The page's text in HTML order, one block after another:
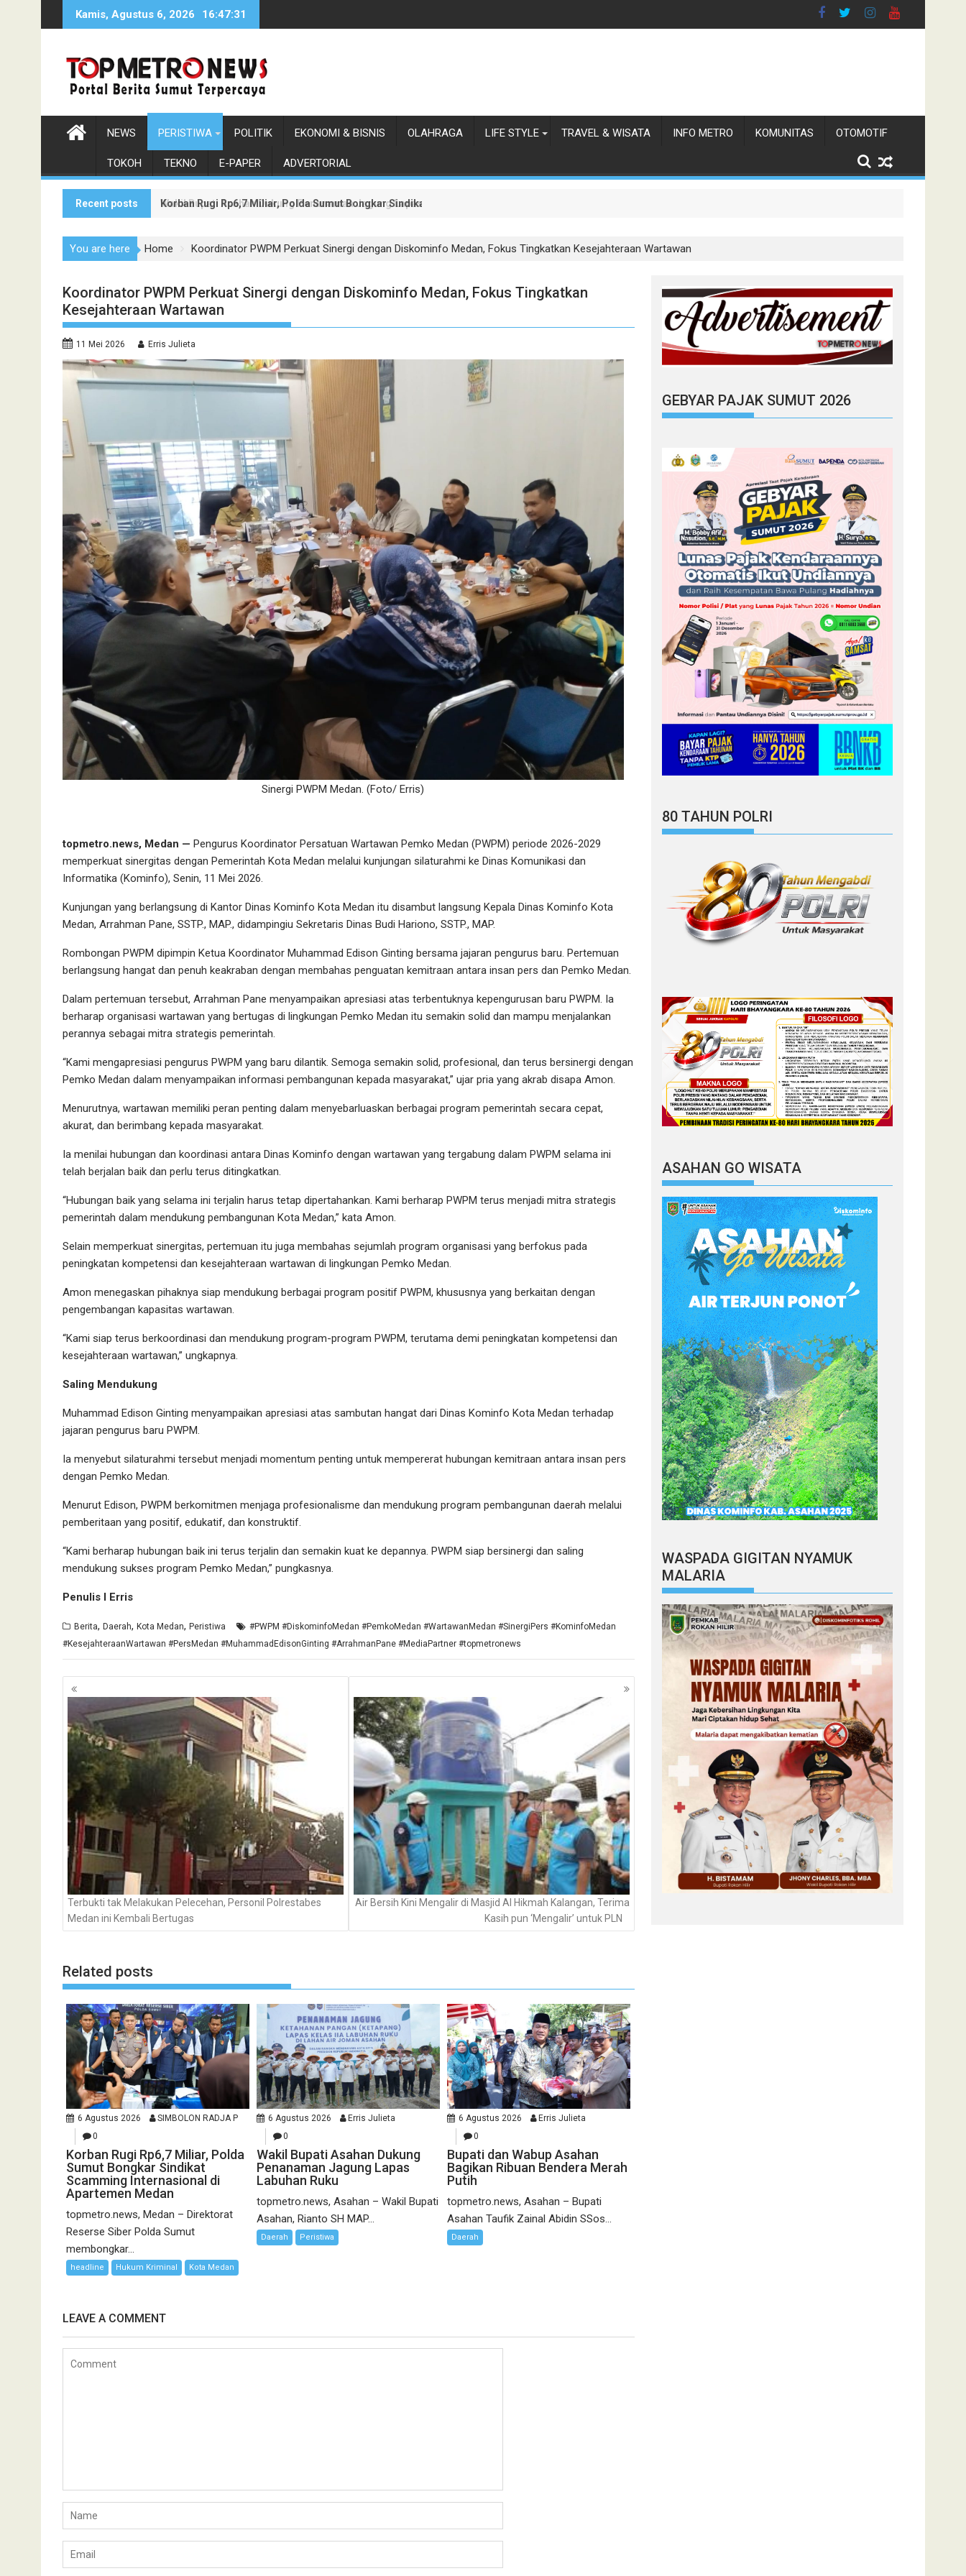
Kamis, Agustus 6, 2026 16:47:33
NEWS PERISTIWA POLITIK EKONOMI & BISNIS OLAHRAGA LIFE STYLE TRAVEL & WISATA INFO METRO KOMUNITAS OTOMOTIF
TOKOH TEKNO E-PAPER ADVERTORIAL
Recent posts Korban Rugi Rp6,7 Miliar, Polda Sumut Bongkar Sindikat Scamming Internasional di Apartemen Medan
Wakil Bupati Asahan Dukung Penanaman Jagung Lapas Labuhan Ruku
You are here Home Koordinator PWPM Perkuat Sinergi dengan Diskominfo Medan, Fokus Tingkatkan Kesejahteraan Wartawan
Koordinator PWPM Perkuat Sinergi dengan Diskominfo Medan, Fokus Tingkatkan
Kesejahteraan Wartawan
11 Mei 2026 Erris Julieta
Sinergi PWPM Medan. (Foto/ Erris)
topmetro.news, Medan — Pengurus Koordinator Persatuan Wartawan Pemko Medan (PWPM) periode 2026-2029
memperkuat sinergitas dengan Pemerintah Kota Medan melalui kunjungan silaturahmi ke Dinas Komunikasi dan
Informatika (Kominfo), Senin, 11 Mei 2026.
Kunjungan yang berlangsung di Kantor Dinas Kominfo Kota Medan itu disambut langsung Kepala Dinas Kominfo Kota
Medan, Arrahman Pane, SSTP., MAP., didampingiu Sekretaris Dinas Budi Hariono, SSTP., MAP.
Rombongan PWPM dipimpin Ketua Koordinator Muhammad Edison Ginting bersama jajaran pengurus baru. Pertemuan
berlangsung hangat dan penuh keakraban dengan membahas penguatan kemitraan antara insan pers dan Pemko Medan.
Dalam pertemuan tersebut, Arrahman Pane menyampaikan apresiasi atas terbentuknya kepengurusan baru PWPM. Ia
berharap organisasi wartawan yang bertugas di lingkungan Pemko Medan itu semakin solid dan mampu menjalankan
perannya sebagai mitra strategis pemerintah.
“Kami mengapresiasi pengurus PWPM yang baru dilantik. Semoga semakin solid, profesional, dan terus bersinergi dengan
Pemko Medan dalam menyampaikan informasi pembangunan kepada masyarakat,” ujar pria yang akrab disapa Amon.
Menurutnya, wartawan memiliki peran penting dalam menyebarluaskan berbagai program pemerintah secara cepat,
akurat, dan berimbang kepada masyarakat.
Ia menilai hubungan dan koordinasi antara Dinas Kominfo dengan wartawan yang tergabung dalam PWPM selama ini
telah berjalan baik dan perlu terus ditingkatkan.
“Hubungan baik yang selama ini terjalin harus tetap dipertahankan. Kami berharap PWPM terus menjadi mitra strategis
pemerintah dalam mendukung pembangunan Kota Medan,” kata Amon.
Selain memperkuat sinergitas, pertemuan itu juga membahas sejumlah program organisasi yang berfokus pada
peningkatan kompetensi dan kesejahteraan wartawan di lingkungan Pemko Medan.
Amon menegaskan pihaknya siap mendukung berbagai program positif PWPM, khususnya yang berkaitan dengan
pengembangan kapasitas wartawan.
“Kami siap terus berkoordinasi dan mendukung program-program PWPM, terutama demi peningkatan kompetensi dan
kesejahteraan wartawan,” ungkapnya.
Saling Mendukung
Muhammad Edison Ginting menyampaikan apresiasi atas sambutan hangat dari Dinas Kominfo Kota Medan terhadap
jajaran pengurus baru PWPM.
Ia menyebut silaturahmi tersebut menjadi momentum penting untuk mempererat hubungan kemitraan antara insan pers
dengan Pemko Medan.
Menurut Edison, PWPM berkomitmen menjaga profesionalisme dan mendukung program pembangunan daerah melalui
pemberitaan yang positif, edukatif, dan konstruktif.
“Kami berharap hubungan baik ini terus terjalin dan semakin kuat ke depannya. PWPM siap bersinergi dan saling
mendukung sukses program Pemko Medan,” pungkasnya.
Penulis I Erris
Berita, Daerah, Kota Medan, Peristiwa
#PWPM #DiskominfoMedan #PemkoMedan #WartawanMedan #SinergiPers #KominfoMedan
#KesejahteraanWartawan #PersMedan #MuhammadEdisonGinting #ArrahmanPane #MediaPartner #topmetronews
Navigasi
pos
Terbukti tak Melakukan Pelecehan, Personil Polrestabes
Medan ini Kembali Bertugas
Air Bersih Kini Mengalir di Masjid Al Hikmah Kalangan, Terima
Kasih pun ‘Mengalir’ untuk PLN
Related posts
6 Agustus 2026
SIMBOLON RADJA P
0
Korban Rugi Rp6,7 Miliar, Polda
Sumut Bongkar Sindikat
Scamming Internasional di
Apartemen Medan
topmetro.news, Medan – Direktorat
Reserse Siber Polda Sumut
membongkar...
headline Hukum Kriminal Kota Medan
6 Agustus 2026
Erris Julieta
0
Wakil Bupati Asahan Dukung
Penanaman Jagung Lapas
Labuhan Ruku
topmetro.news, Asahan – Wakil Bupati
Asahan, Rianto SH MAP...
Daerah Peristiwa
6 Agustus 2026
Erris Julieta
0
Bupati dan Wabup Asahan
Bagikan Ribuan Bendera Merah
Putih
topmetro.news, Asahan – Bupati
Asahan Taufik Zainal Abidin SSos...
Daerah
LEAVE A COMMENT
GEBYAR PAJAK SUMUT 2026
80 TAHUN POLRI
ASAHAN GO WISATA
WASPADA GIGITAN NYAMUK
MALARIA